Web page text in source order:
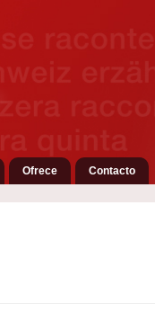
Ofrece Contacto